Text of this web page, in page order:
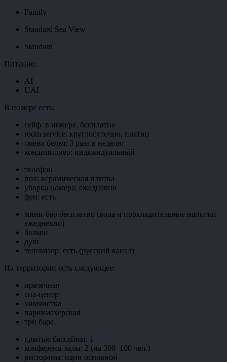
Family
Standard Sea View
Standard
Питание:
AI
UAI
В номере есть:
сейф: в номере, бесплатно
room service: круглосуточно, платно
смена белья: 3 раза в неделю
кондиционер: индивидуальный
телефон
пол: керамическая плитка
уборка номера: ежедневно
фен: есть
мини-бар бесплатно (вода и прохладительные напитки –
ежедневно)
балкон
душ
телевизор: есть (русский канал)
На территории есть следующее:
прачечная
спа-центр
химчистка
парикмахерская
три бара
крытые бассейны: 1
конференц-залы: 2 (на 300–100 чел.)
рестораны: один основной